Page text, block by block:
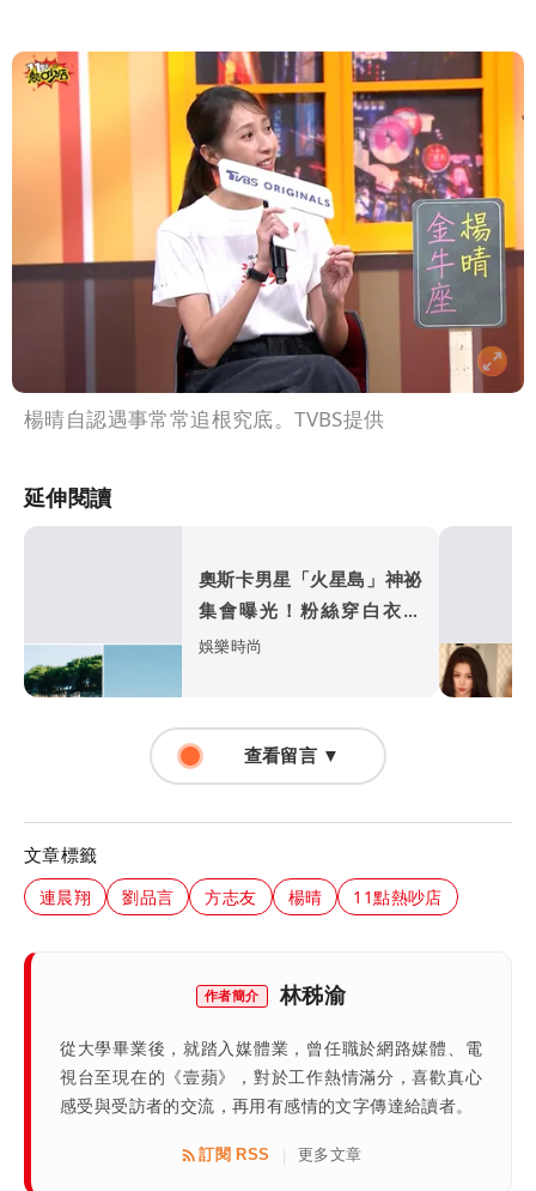
楊晴自認遇事常常追根究底。TVBS提供
延伸閱讀
奧斯卡男星「火星島」神祕
集會曝光！粉絲穿白衣朝
拜 邪教疑雲再起
娛樂時尚
查看留言 ▼
文章標籤
連晨翔 劉品言 方志友 楊晴 11點熱吵店
作者簡介 林秭渝
從大學畢業後，就踏入媒體業，曾任職於網路媒體、電
視台至現在的《壹蘋》，對於工作熱情滿分，喜歡真心
感受與受訪者的交流，再用有感情的文字傳達給讀者。
訂閱 RSS 更多文章